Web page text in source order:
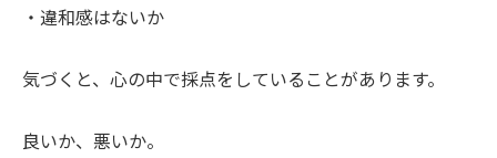
・違和感はないか
気づくと、心の中で採点をしていることがあります。
良いか、悪いか。